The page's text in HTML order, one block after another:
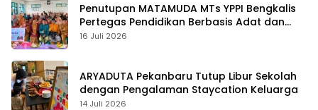
Penutupan MATAMUDA MTs YPPI Bengkalis
Pertegas Pendidikan Berbasis Adat dan
Karakter
16 Juli 2026
ARYADUTA Pekanbaru Tutup Libur Sekolah
dengan Pengalaman Staycation Keluarga
14 Juli 2026